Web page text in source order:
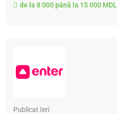
de la 8 000 până la 15 000 MDL
Publicat Ieri